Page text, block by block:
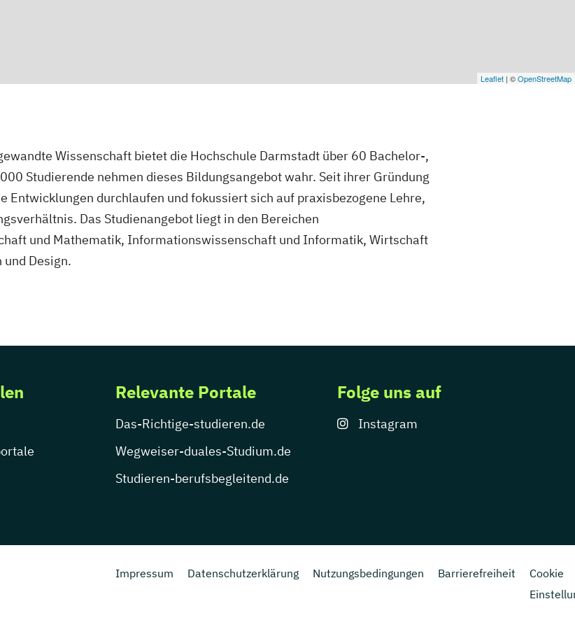
Leaflet | ©OpenStreetMap
Wissenschaft bietet die Hochschule Darmstadt über 60 Bachelor-,
Studierende nehmen dieses Bildungsangebot wahr. Seit ihrer Gründung
Entwicklungen durchlaufen und fokussiert sich auf praxisbezogene Lehre,
Das Studienangebot liegt in den Bereichen
und Mathematik, Informationswissenschaft und Informatik, Wirtschaft
Design.
Relevante Portale
Das-Richtige-studieren.de
Wegweiser-duales-Studium.de
Studieren-berufsbegleitend.de
Folge uns auf
Instagram
Impressum Datenschutzerklärung Nutzungsbedingungen Barrierefreiheit
Cookie